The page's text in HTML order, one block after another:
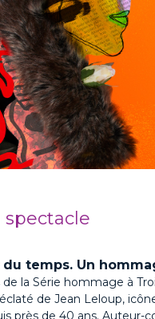
temps. Un
la Série hommage à
de Jean Leloup,
près de 40 ans. Auteur-